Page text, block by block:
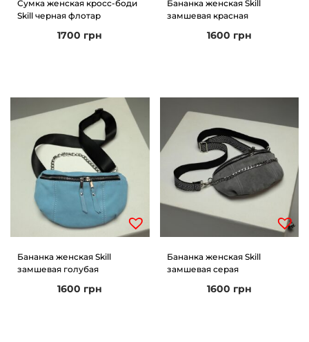
Сумка женская кросс-боди
Skill черная флотар
1700 грн
Бананка женская Skill
замшевая красная
1600 грн
Бананка женская Skill
замшевая голубая
1600 грн
Бананка женская Skill
замшевая серая
1600 грн